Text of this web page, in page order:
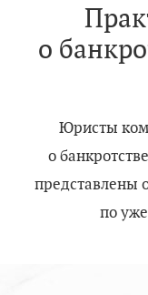
о
Юристы
о
представлены
по